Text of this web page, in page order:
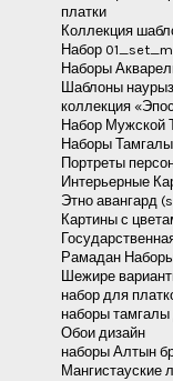
платки
Коллекция
Набор
Наборы
Шаблоны
коллекция
Набор Мужской
Наборы
Портреты
Интерьерные
Этно авангард
Картины с
Рамадан
Шежире
набор для
наборы тамгалы
Обои дизайн
наборы Алтын
Мангистауские